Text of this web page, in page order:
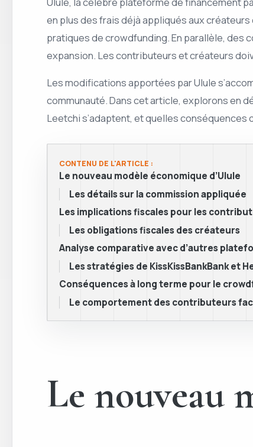
en plus des frais déjà appliqués aux
pratiques de crowdfunding. En parallèle, des
expansion. Les contributeurs et créateurs
Les modifications apportées par Ulule
communauté. Dans cet article, explorons en
Leetchi s’adaptent, et quelles
CONTENU DE L'ARTICLE :
Le nouveau modèle économique d’Ulule
Les détails sur la commission appliquée
Les implications fiscales pour les
Les obligations fiscales des créateurs
Analyse comparative avec d’autres
Les stratégies de KissKissBankBank et
Conséquences à long terme pour le
Le comportement des contributeurs
Le nouveau